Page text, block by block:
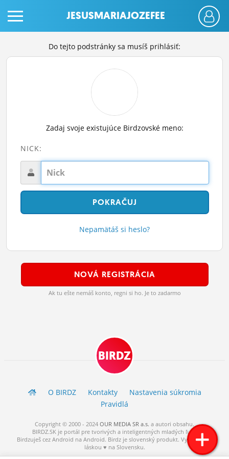
ČINŽIAK
FÓRUM
STATUSY
MÔJ PROFIL
NASTAVENIA
JESUSMARIAJOZEFEE
Do tejto podstránky sa musíš prihlásiť:
Zadaj svoje existujúce Birdzovské meno:
NICK:
Nepamätáš si heslo?
NOVÁ REGISTRÁCIA
Ak tu ešte nemáš konto, regni si ho. Je to zadarmo
BIRDZ
O BIRDZ Kontakty
Nastavenia súkromia
Pravidlá
Copyright © 2000 - 2024 OUR MEDIA SR a.s. a autori obsahu.
BIRDZ.SK je portál pre tvorivých a inteligentných mladých ľudí.
Birdzuješ cez Android na Android. Birdz je slovenský produkt. Vytvorené s
láskou ♥ na Slovensku.